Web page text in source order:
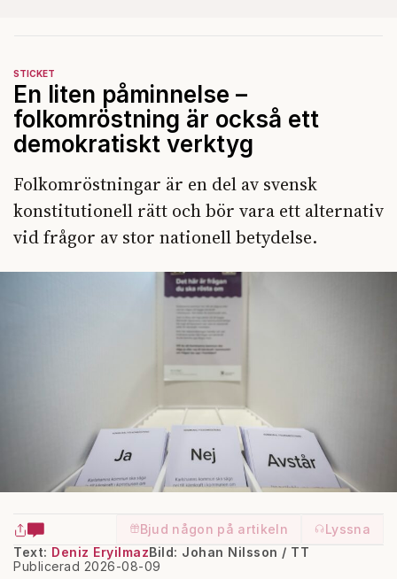
STICKET
En liten påminnelse –
folkomröstning är också ett
demokratiskt verktyg
Folkomröstningar är en del av svensk
konstitutionell rätt och bör vara ett alternativ
vid frågor av stor nationell betydelse.
Bjud någon på artikeln
Lyssna
Text: Deniz Eryilmaz
Publicerad 2026-08-09
Bild: Johan Nilsson / TT